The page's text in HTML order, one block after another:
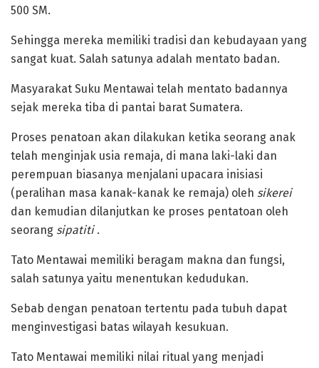
500 SM.
Sehingga mereka memiliki tradisi dan kebudayaan yang
sangat kuat. Salah satunya adalah mentato badan.
‎Masyarakat Suku Mentawai telah mentato badannya
sejak mereka tiba di pantai barat Sumatera.
Proses penatoan akan dilakukan ketika seorang anak
telah menginjak usia remaja, di mana laki-laki dan
perempuan biasanya menjalani upacara inisiasi
(peralihan masa kanak-kanak ke remaja) oleh sikerei
dan kemudian dilanjutkan ke proses pentatoan oleh
seorang sipatiti.
‎Tato Mentawai memiliki beragam makna dan fungsi,
salah satunya yaitu menentukan kedudukan.
Sebab dengan penatoan tertentu pada tubuh dapat
menginvestigasi batas wilayah kesukuan.
‎Tato Mentawai memiliki nilai ritual yang menjadi